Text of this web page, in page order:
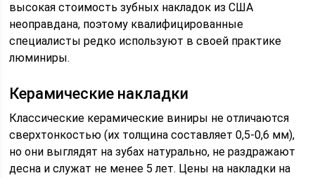
высокая стоимость зубных накладок из США
неоправдана, поэтому квалифицированные
специалисты редко используют в своей практике
люминиры.
Керамические накладки
Классические керамические виниры не отличаются
сверхтонкостью (их толщина составляет 0,5-0,6 мм),
но они выглядят на зубах натурально, не раздражают
десна и служат не менее 5 лет. Цены на накладки на